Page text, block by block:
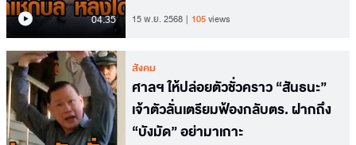
04.35 15 พ.ย. 2568 105views
สังคม
ศาลฯ ให้ปล่อยตัวชั่วคราว “สันธนะ”
เจ้าตัวลั่นเตรียมฟ้องกลับตร. ฝากถึง
“บังมัด” อย่ามาเกาะ